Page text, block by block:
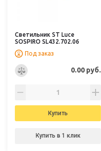
Светильник ST Luce
SOSPIRO SL432.702.06
Под заказ
0.00 руб.
Купить
Купить в 1 клик